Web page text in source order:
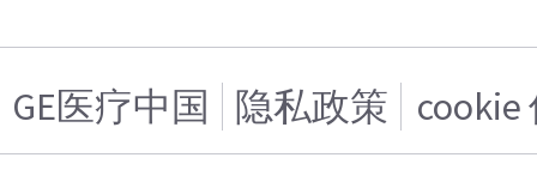
GE医疗中国 隐私政策 cookie